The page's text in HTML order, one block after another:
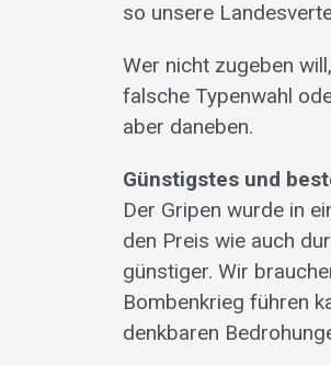
so unsere
Wer nicht zugeben
falsche Typenwahl
aber daneben.
Günstigstes und
Der Gripen wurde in
den Preis wie auch
günstiger. Wir
Bombenkrieg führen
denkbaren